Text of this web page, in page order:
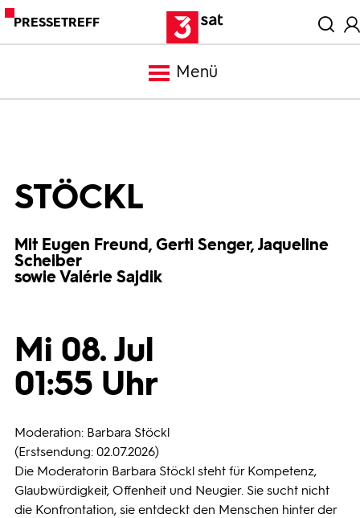
PRESSETREFF
Menü
Trailer
Programmwochen
3sat
STÖCKL
Mit Eugen Freund, Gerti Senger, Jaqueline
Scheiber
sowie Valérie Sajdik
Mi 08. Jul
01:55 Uhr
Moderation: Barbara Stöckl
(Erstsendung: 02.07.2026)
Die Moderatorin Barbara Stöckl steht für Kompetenz,
Glaubwürdigkeit, Offenheit und Neugier. Sie sucht nicht
die Konfrontation, sie entdeckt den Menschen hinter der